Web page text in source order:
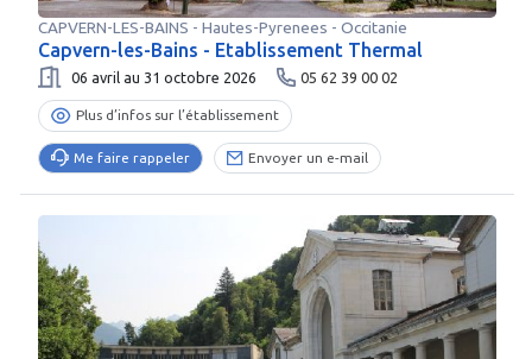
CAPVERN-LES-BAINS - Hautes-Pyrenees - Occitanie
Capvern-les-Bains - Etablissement Thermal
06 avril au 31 octobre 2026 05 62 39 00 02
Plus d’infos sur l’établissement
Me faire rappeler Envoyer un e-mail